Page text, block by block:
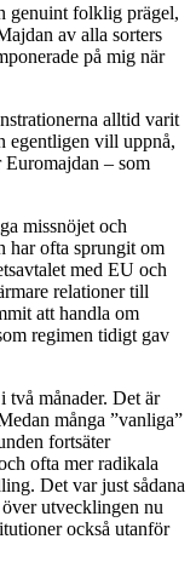
genuint folklig prägel,
av alla sorters
på mig när
alltid varit
egentligen vill uppnå,
– som
missnöjet och
har ofta sprungit om
med EU och
relationer till
att handla om
regimen tidigt gav
två månader. Det är
många ”vanliga”
fortsäter
ofta mer radikala
Det var just sådana
utvecklingen nu
också utanför